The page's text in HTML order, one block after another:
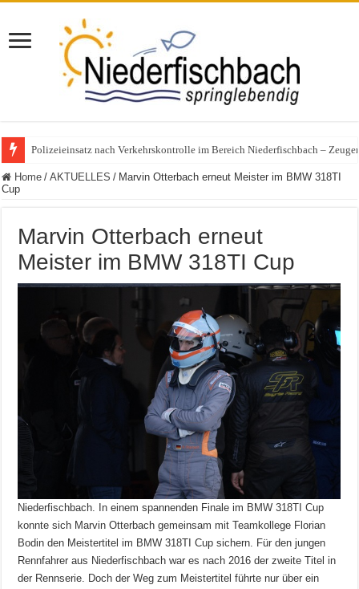
Polizeieinsatz nach Verkehrskontrolle im Bereich Niederfischbach –
Home / AKTUELLES / Marvin Otterbach erneut Meister im BMW 318TI
Cup
Marvin Otterbach erneut
Meister im BMW 318TI Cup
Niederfischbach. In einem spannenden Finale im BMW 318TI Cup
konnte sich Marvin Otterbach gemeinsam mit Teamkollege Florian
Bodin den Meistertitel im BMW 318TI Cup sichern. Für den jungen
Rennfahrer aus Niederfischbach war es nach 2016 der zweite Titel in
der Rennserie. Doch der Weg zum Meistertitel führte nur über ein